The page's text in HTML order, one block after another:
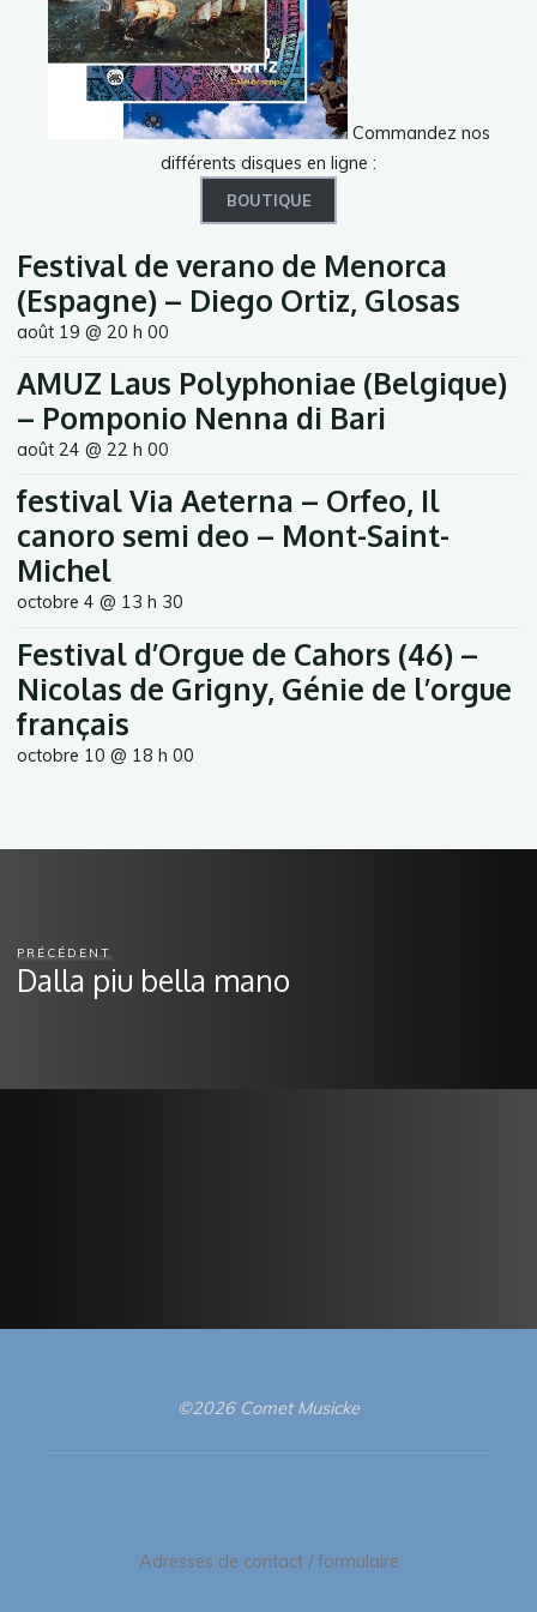
Commandez nos
différents disques en ligne :
BOUTIQUE
Festival de verano de Menorca
(Espagne) – Diego Ortiz, Glosas
août 19 @ 20 h 00
AMUZ Laus Polyphoniae (Belgique)
– Pomponio Nenna di Bari
août 24 @ 22 h 00
festival Via Aeterna – Orfeo, Il
canoro semi deo – Mont-Saint-
Michel
octobre 4 @ 13 h 30
Festival d’Orgue de Cahors (46) –
Nicolas de Grigny, Génie de l’orgue
français
octobre 10 @ 18 h 00
PRÉCÉDENT
Dalla piu bella mano
©2026 Comet Musicke
Adresses de contact / formulaire